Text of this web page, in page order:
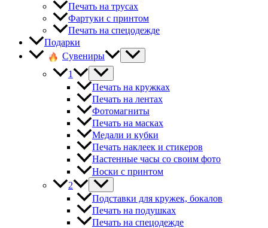
Печать на трусах
Фартуки с принтом
Печать на спецодежде
Подарки
Сувениры
1
Печать на кружках
Печать на лентах
Фотомагниты
Печать на масках
Медали и кубки
Печать наклеек и стикеров
Настенные часы со своим фото
Носки с принтом
2
Подставки для кружек, бокалов
Печать на подушках
Печать на спецодежде